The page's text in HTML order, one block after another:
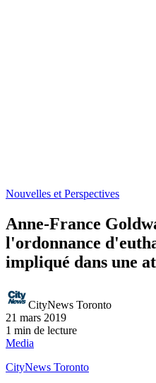
Nouvelles et Perspectives
Anne-France
l'ordonnance
impliqué dans une
CityNews Toronto
21 mars 2019
1 min de lecture
Media
CityNews Toronto